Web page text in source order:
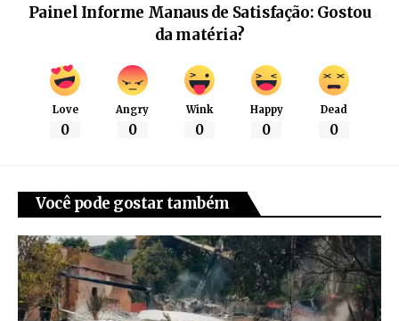
Painel Informe Manaus de Satisfação: Gostou
da matéria?
Love
0
Angry
0
Wink
0
Happy
0
Dead
0
Você pode gostar também